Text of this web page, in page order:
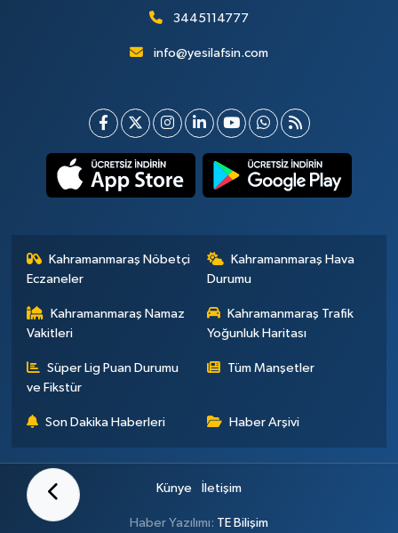
3445114777
info@yesilafsin.com
Kahramanmaraş Nöbetçi
Eczaneler
Kahramanmaraş Hava
Durumu
Kahramanmaraş Namaz
Vakitleri
Kahramanmaraş Trafik
Yoğunluk Haritası
Süper Lig Puan Durumu
ve Fikstür
Tüm Manşetler
Son Dakika Haberleri Haber Arşivi
Künye İletişim
Haber Yazılımı: TE Bilişim